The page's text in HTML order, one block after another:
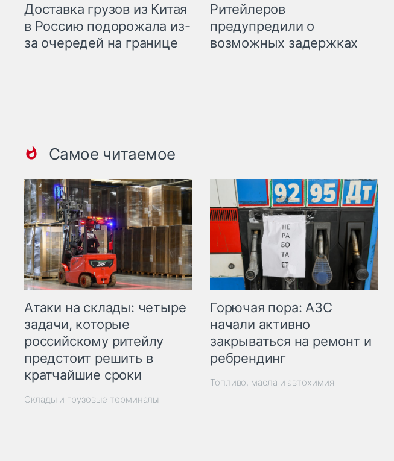
Доставка грузов из Китая
в Россию подорожала из-
за очередей на границе
Ритейлеров
предупредили о
возможных задержках
Самое читаемое
Атаки на склады: четыре
задачи, которые
российскому ритейлу
предстоит решить в
кратчайшие сроки
Склады и грузовые терминалы
Горючая пора: АЗС
начали активно
закрываться на ремонт и
ребрендинг
Топливо, масла и автохимия